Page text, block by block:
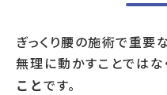
ぎっくり腰の施術で重要
無理に動かすことではな
こと です。